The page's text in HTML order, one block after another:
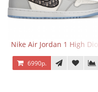
Nike Air Jordan 1 High Dior
6990р.